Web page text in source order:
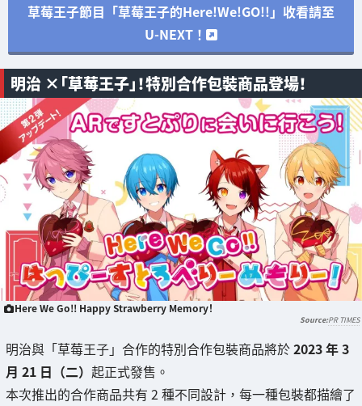
草莓王子節目「草莓王子的Here!We!GO!!」收看請至
U-NEXT！
明治 ×「草莓王子」！特別合作包裝商品登場！
Here We Go!! Happy Strawberry Memory！
PR TIMES
明治與「草莓王子」合作的特別合作包裝商品將於2023 年 3
月 21 日（二） 起正式發售。
本次推出的合作商品共有 2 種不同設計，每一種包裝都描繪了